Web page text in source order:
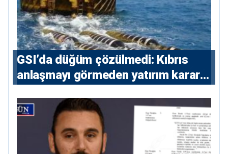
GSI’da düğüm çözülmedi: Kıbrıs
anlaşmayı görmeden yatırım kararı